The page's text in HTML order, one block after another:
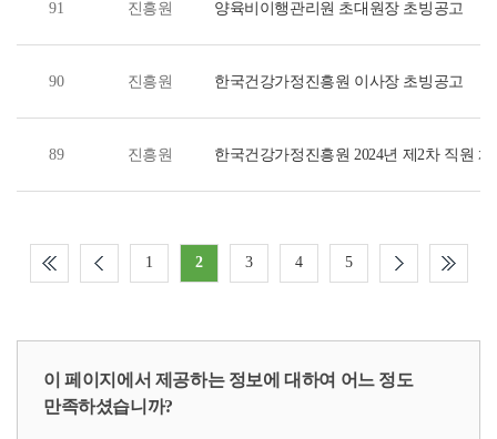
91 진흥원 양육비이행관리원 초대원장 초빙공고
90 진흥원 한국건강가정진흥원 이사장 초빙공고
89 진흥원 한국건강가정진흥원 2024년 제2차 직원
1 2 3 4 5
이 페이지에서 제공하는 정보에 대하여 어느 정도
만족하셨습니까?